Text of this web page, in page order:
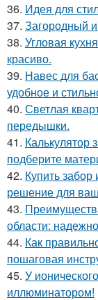
36. Идея для
37. Загородный
38. Угловая
красиво.
39. Навес для
удобное и
40. Светлая
передышки.
41. Калькулятор
подберите
42. Купить
решение для
43.
области:
44. Как
пошаговая
45. У
иллюминатором!